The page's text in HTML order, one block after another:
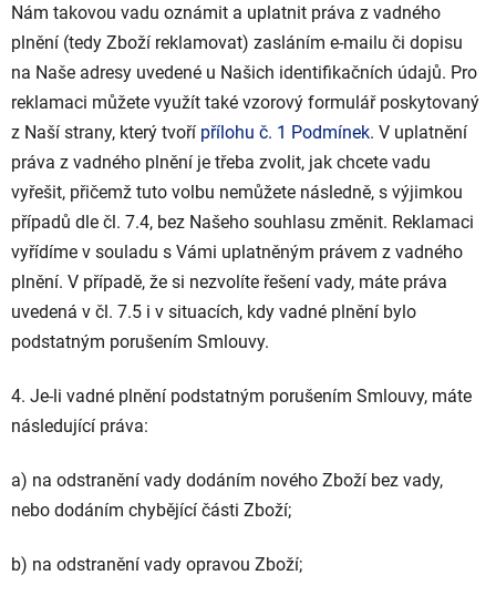
Nám takovou vadu oznámit a uplatnit práva z vadného
plnění (tedy Zboží reklamovat) zasláním e-mailu či dopisu
na Naše adresy uvedené u Našich identifikačních údajů. Pro
reklamaci můžete využít také vzorový formulář poskytovaný
z Naší strany, který tvoří přílohu č. 1 Podmínek. V uplatnění
práva z vadného plnění je třeba zvolit, jak chcete vadu
vyřešit, přičemž tuto volbu nemůžete následně, s výjimkou
případů dle čl. 7.4, bez Našeho souhlasu změnit. Reklamaci
vyřídíme v souladu s Vámi uplatněným právem z vadného
plnění. V případě, že si nezvolíte řešení vady, máte práva
uvedená v čl. 7.5 i v situacích, kdy vadné plnění bylo
podstatným porušením Smlouvy.
4. Je-li vadné plnění podstatným porušením Smlouvy, máte
následující práva:
a) na odstranění vady dodáním nového Zboží bez vady,
nebo dodáním chybějící části Zboží;
b) na odstranění vady opravou Zboží;